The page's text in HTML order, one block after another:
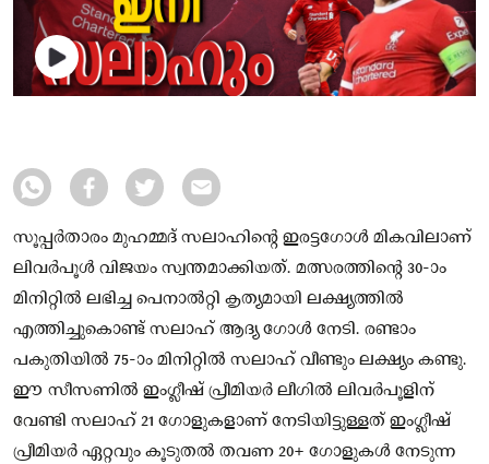
സൂപ്പർതാരം മുഹമ്മദ് സലാഹിന്റെ ഇരട്ടഗോൾ മികവിലാണ്
ലിവർപൂൾ വിജയം സ്വന്തമാക്കിയത്. മത്സരത്തിന്റെ 30-ാം
മിനിറ്റിൽ ലഭിച്ച പെനാൽറ്റി കൃത്യമായി ലക്ഷ്യത്തിൽ
എത്തിച്ചുകൊണ്ട് സലാഹ് ആദ്യ ഗോൾ നേടി. രണ്ടാം
പകുതിയിൽ 75-ാം മിനിറ്റിൽ സലാഹ് വീണ്ടും ലക്ഷ്യം കണ്ടു.
ഈ സീസണിൽ ഇംഗ്ലീഷ് പ്രീമിയർ ലീഗിൽ ലിവർപൂളിന്
വേണ്ടി സലാഹ് 21 ഗോളുകളാണ് നേടിയിട്ടുള്ളത് ഇംഗ്ലീഷ്
പ്രീമിയർ ഏറ്റവും കൂടുതൽ തവണ 20+ ഗോളുകൾ നേടുന്ന